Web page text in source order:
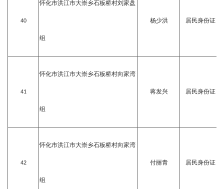
40
怀化市洪江市大崇乡石板桥村刘家盘
组
杨少洪 居民身份证
41
怀化市洪江市大崇乡石板桥村向家湾
组
蒋发兴 居民身份证
42
怀化市洪江市大崇乡石板桥村向家湾
组
付丽青 居民身份证